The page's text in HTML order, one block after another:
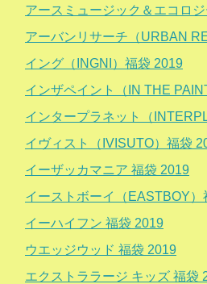
アースミュージック＆エコロ
アーバンリサーチ（URBAN
イング（INGNI）福袋 2019
インザペイント（IN THE
インタープラネット（
イヴィスト（IVISUTO）福袋
イーザッカマニア 福袋 2019
イーストボーイ（EASTBOY）
イーハイフン 福袋 2019
ウエッジウッド 福袋 2019
エクストララージ キッズ 福袋